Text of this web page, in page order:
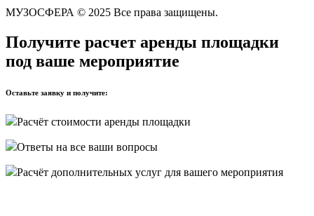
МУЗОСФЕРА © 2025 Все права защищены.
Получите расчет аренды площадки
под ваше мероприятие
Оставьте заявку и получите:
Расчёт стоимости аренды площадки
Ответы на все ваши вопросы
Расчёт дополнительных услуг для вашего мероприятия